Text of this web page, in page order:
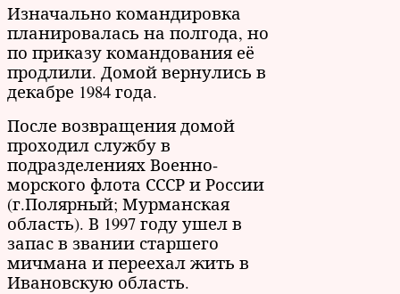
Изначально командировка
планировалась на полгода, но
по приказу командования её
продлили. Домой вернулись в
декабре 1984 года.
После возвращения домой
проходил службу в
подразделениях Военно-
морского флота СССР и России
(г.Полярный; Мурманская
область). В 1997 году ушел в
запас в звании старшего
мичмана и переехал жить в
Ивановскую область.